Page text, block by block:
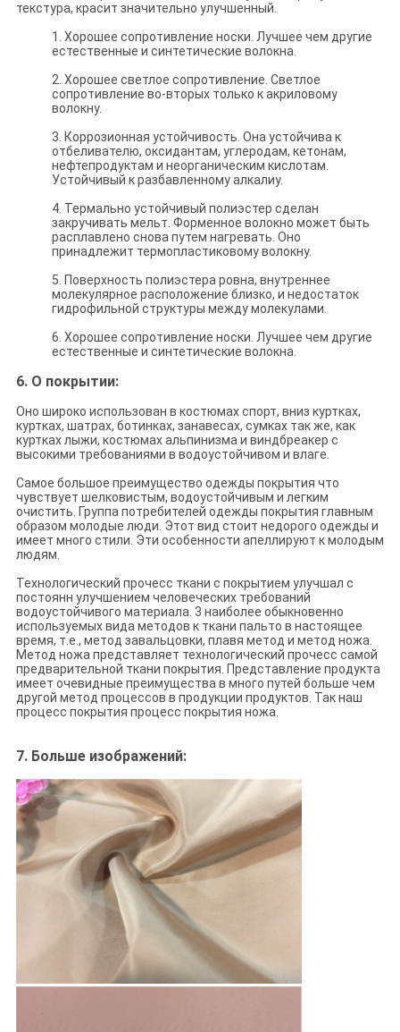
текстура, красит значительно улучшенный.
1. Хорошее сопротивление носки. Лучшее чем другие
естественные и синтетические волокна.
2. Хорошее светлое сопротивление. Светлое
сопротивление во-вторых только к акриловому
волокну.
3. Коррозионная устойчивость. Она устойчива к
отбеливателю, оксидантам, углеродам, кетонам,
нефтепродуктам и неорганическим кислотам.
Устойчивый к разбавленному алкалиу.
4. Термально устойчивый полиэстер сделан
закручивать мельт. Форменное волокно может быть
расплавлено снова путем нагревать. Оно
принадлежит термопластиковому волокну.
5. Поверхность полиэстера ровна, внутреннее
молекулярное расположение близко, и недостаток
гидрофильной структуры между молекулами.
6. Хорошее сопротивление носки. Лучшее чем другие
естественные и синтетические волокна.
6. О покрытии:
Оно широко использован в костюмах спорт, вниз куртках,
куртках, шатрах, ботинках, занавесах, сумках так же, как
куртках лыжи, костюмах альпинизма и виндбреакер с
высокими требованиями в водоустойчивом и влаге.
Самое большое преимущество одежды покрытия что
чувствует шелковистым, водоустойчивым и легким
очистить. Группа потребителей одежды покрытия главным
образом молодые люди. Этот вид стоит недорого одежды и
имеет много стили. Эти особенности апеллируют к молодым
людям.
Технологический прочесс ткани с покрытием улучшал с
постоянн улучшением человеческих требований
водоустойчивого материала. 3 наиболее обыкновенно
используемых вида методов к ткани пальто в настоящее
время, т.е., метод завальцовки, плавя метод и метод ножа.
Метод ножа представляет технологический прочесс самой
предварительной ткани покрытия. Представление продукта
имеет очевидные преимущества в много путей больше чем
другой метод процессов в продукции продуктов. Так наш
процесс покрытия процесс покрытия ножа.
7. Больше изображений: